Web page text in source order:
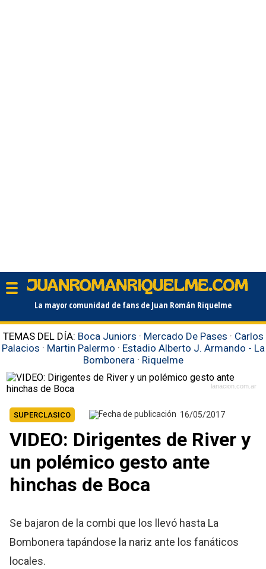
La mayor comunidad de fans de Juan Román Riquelme
TEMAS DEL DÍA: Boca Juniors · Mercado De Pases · Carlos
Palacios · Martin Palermo · Estadio Alberto J. Armando - La
Bombonera · Riquelme
lanacion.com.ar
SUPERCLASICO 16/05/2017
VIDEO: Dirigentes de River y
un polémico gesto ante
hinchas de Boca
Se bajaron de la combi que los llevó hasta La
Bombonera tapándose la nariz ante los fanáticos
locales.